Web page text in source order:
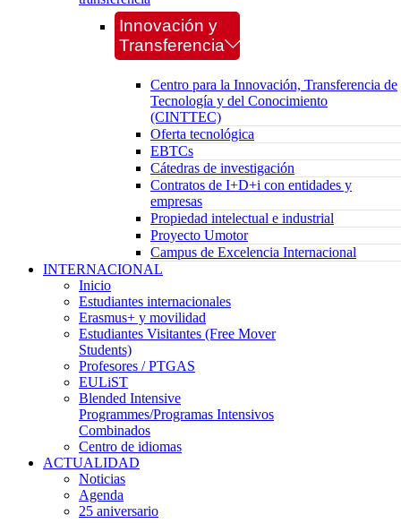
Innovación y
Transferencia
Centro para la Innovación, Transferencia de
Tecnología y del Conocimiento
(CINTTEC)
Oferta tecnológica
EBTCs
Cátedras de investigación
Contratos de I+D+i con entidades y
empresas
Propiedad intelectual e industrial
Proyecto Umotor
Campus de Excelencia Internacional
INTERNACIONAL
Inicio
Estudiantes internacionales
Erasmus+ y movilidad
Estudiantes Visitantes (Free Mover
Students)
Profesores / PTGAS
EULiST
Blended Intensive
Programmes/Programas Intensivos
Combinados
Centro de idiomas
ACTUALIDAD
Noticias
Agenda
25 aniversario